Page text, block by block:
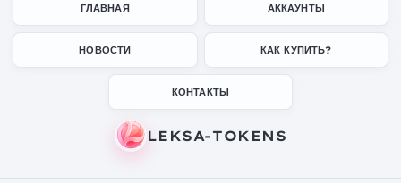
ГЛАВНАЯ АККАУНТЫ
НОВОСТИ КАК КУПИТЬ?
КОНТАКТЫ